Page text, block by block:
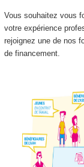
Vous souhaitez vous
votre expérience
rejoignez une de nos
de financement.